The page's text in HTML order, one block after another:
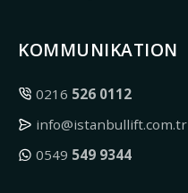
KOMMUNIKATION
0216 526 0112
info@istanbullift.com.tr
0549 549 9344